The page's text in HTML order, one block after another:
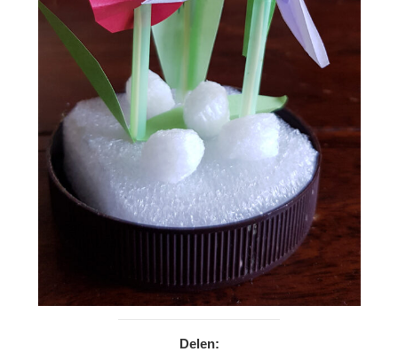
Delen: